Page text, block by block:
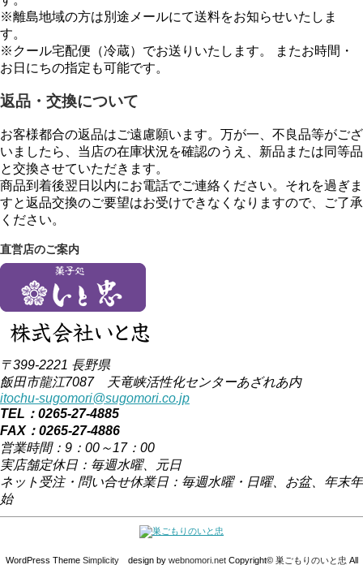
※離島地域の方は別途メールにて送料をお知らせいたしま
す。
※クール宅配便（冷蔵）でお送りいたします。 またお時間・
お日にちの指定も可能です。
返品・交換について
お客様都合の返品はご遠慮願います。万が一、不良品等がござ
いましたら、当店の在庫状況を確認のうえ、新品または同等品
と交換させていただきます。
商品到着後翌日以内にお電話でご連絡ください。それを過ぎま
すと返品交換のご要望はお受けできなくなりますので、ご了承
ください。
直営店のご案内
〒399-2221 長野県
飯田市龍江7087 天竜峡活性化センターあざれあ内
itochu-sugomori@sugomori.co.jp
TEL：0265-27-4885
FAX：0265-27-4886
営業時間：9：00～17：00
実店舗定休日：毎週水曜、元日
ネット受注・問い合せ休業日：毎週水曜・日曜、お盆、年末年
始
WordPress Theme Simplicitydesign by webnomori.netCopyright© 巣ごもりのいと忠 All